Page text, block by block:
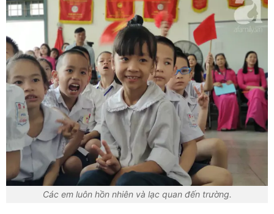
Các em luôn hồn nhiên và lạc quan đến trường.